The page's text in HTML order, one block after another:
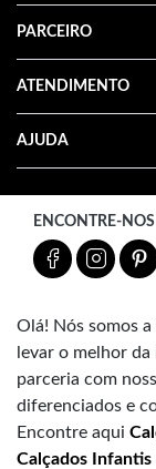
PARCEIRO
ATENDIMENTO
AJUDA
ENCONTRE-
Olá! Nós somos
levar o melhor
parceria com
diferenciados e
Encontre aqui
Calçados Infantis